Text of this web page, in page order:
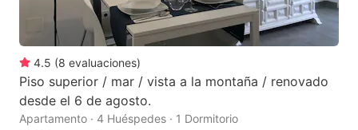
4.5 (8 evaluaciones)
Piso superior / mar / vista a la montaña / renovado
desde el 6 de agosto.
Apartamento · 4 Huéspedes · 1 Dormitorio